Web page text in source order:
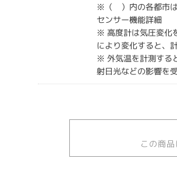
※（ ）内の各都市は
センサー機能詳細
※ 高度計は気圧変化
により変化すると、
※ 外気温を計測する
射日光などの影響を
この商